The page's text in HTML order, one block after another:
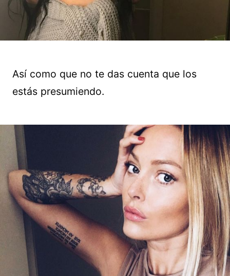
Así como que no te das cuenta que los
estás presumiendo.